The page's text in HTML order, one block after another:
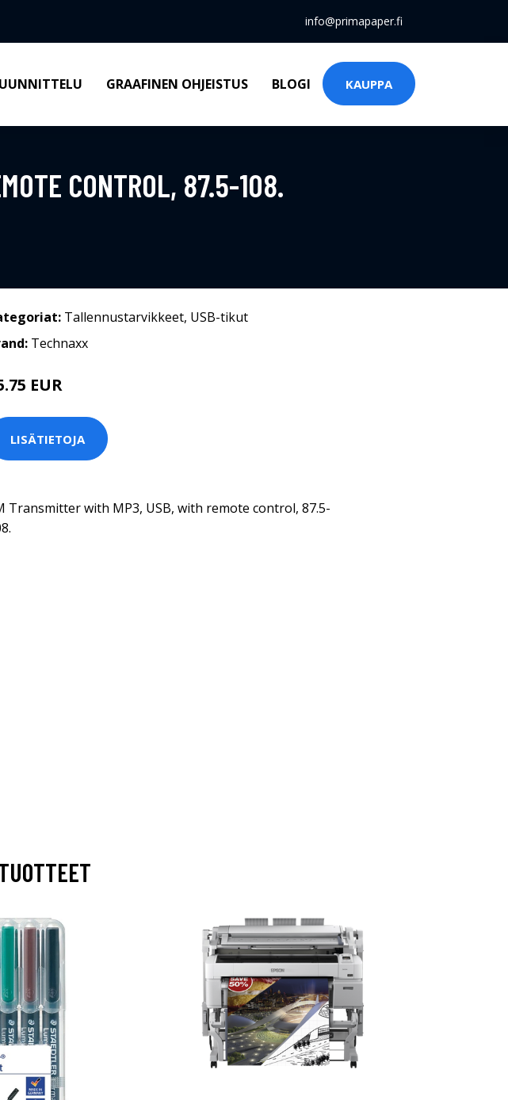
info@primapaper.fi
GRAAFINEN OHJEISTUS BLOGI KAUPPA
CONTROL, 87.5-108.
Tallennustarvikkeet, USB-tikut
Technaxx
EUR
LISÄTIETOJA
Transmitter with MP3, USB, with remote control, 87.5-